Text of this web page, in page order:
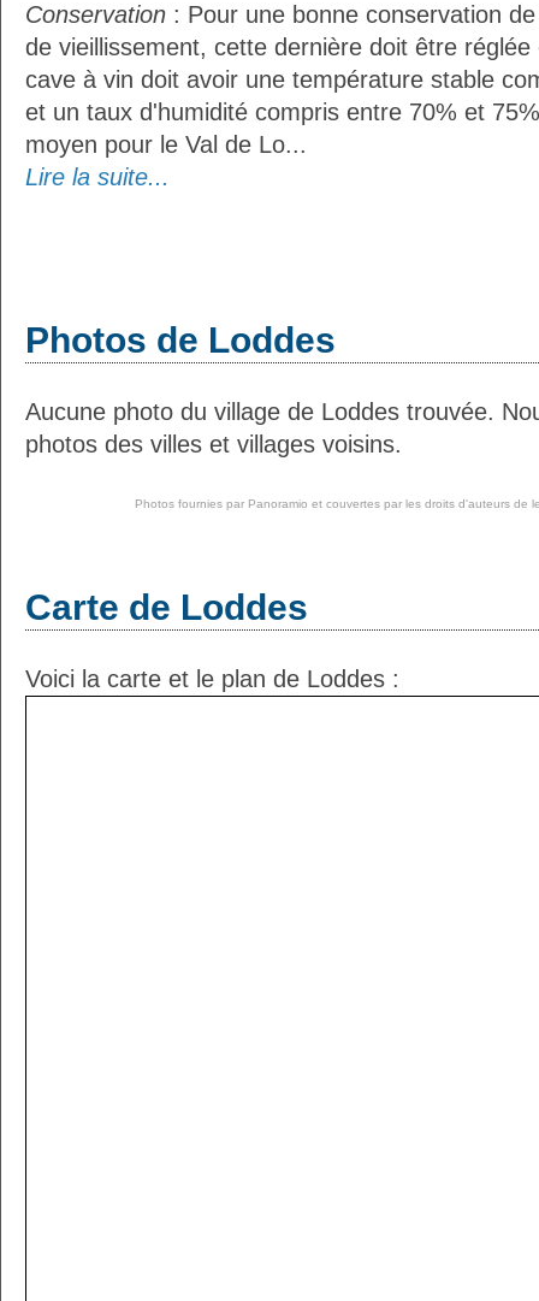
Conservation : Pour une bonne conservation
de vieillissement, cette dernière doit être réglée
cave à vin doit avoir une température stable
et un taux d'humidité compris entre 70% et
moyen pour le Val de Lo...
Lire la suite...
Photos de Loddes
Aucune photo du village de Loddes trouvée.
photos des villes et villages voisins.
Photos fournies par Panoramio et couvertes par les droits d'auteurs de
Carte de Loddes
Voici la carte et le plan de Loddes :